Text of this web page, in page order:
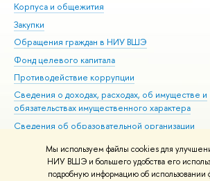
Мы используем файлы cookies для
НИУ ВШЭ и большего удобства его
подробную информацию об использовании
Корпуса и общежития
Закупки
Обращения граждан в НИУ ВШЭ
Фонд целевого капитала
Противодействие коррупции
Сведения о доходах, расходах, об имуществе и
обязательствах имущественного характера
Сведения об образовательной организации
Людям с ограниченными возможностями
Единая платежная страница
Работа в Вышке